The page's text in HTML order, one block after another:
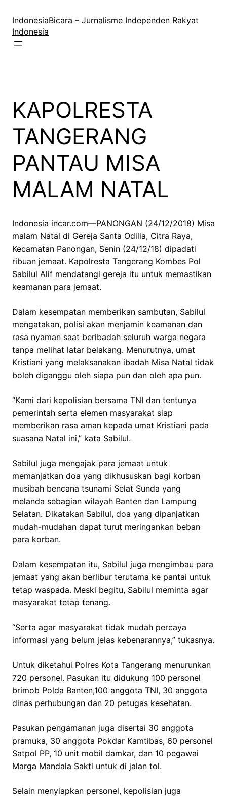
konten
IndonesiaBicara – Jurnalisme Independen Rakyat
Indonesia
KAPOLRESTA
TANGERANG
PANTAU MISA
MALAM NATAL
Indonesia incar.com—PANONGAN (24/12/2018) Misa
malam Natal di Gereja Santa Odilia, Citra Raya,
Kecamatan Panongan, Senin (24/12/18) dipadati
ribuan jemaat. Kapolresta Tangerang Kombes Pol
Sabilul Alif mendatangi gereja itu untuk memastikan
keamanan para jemaat.
Dalam kesempatan memberikan sambutan, Sabilul
mengatakan, polisi akan menjamin keamanan dan
rasa nyaman saat beribadah seluruh warga negara
tanpa melihat latar belakang. Menurutnya, umat
Kristiani yang melaksanakan ibadah Misa Natal tidak
boleh diganggu oleh siapa pun dan oleh apa pun.
“Kami dari kepolisian bersama TNI dan tentunya
pemerintah serta elemen masyarakat siap
memberikan rasa aman kepada umat Kristiani pada
suasana Natal ini,” kata Sabilul.
Sabilul juga mengajak para jemaat untuk
memanjatkan doa yang dikhususkan bagi korban
musibah bencana tsunami Selat Sunda yang
melanda sebagian wilayah Banten dan Lampung
Selatan. Dikatakan Sabilul, doa yang dipanjatkan
mudah-mudahan dapat turut meringankan beban
para korban.
Dalam kesempatan itu, Sabilul juga mengimbau para
jemaat yang akan berlibur terutama ke pantai untuk
tetap waspada. Meski begitu, Sabilul meminta agar
masyarakat tetap tenang.
“Serta agar masyarakat tidak mudah percaya
informasi yang belum jelas kebenarannya,” tukasnya.
Untuk diketahui Polres Kota Tangerang menurunkan
720 personel. Pasukan itu didukung 100 personel
brimob Polda Banten,100 anggota TNI, 30 anggota
dinas perhubungan dan 20 petugas kesehatan.
Pasukan pengamanan juga disertai 30 anggota
pramuka, 30 anggota Pokdar Kamtibas, 60 personel
Satpol PP, 10 unit mobil damkar, dan 10 pegawai
Marga Mandala Sakti untuk di jalan tol.
Selain menyiapkan personel, kepolisian juga